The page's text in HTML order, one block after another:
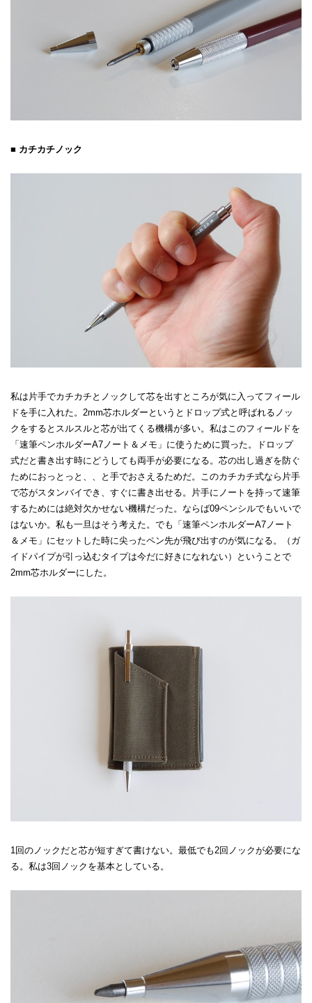
■ カチカチノック
私は片手でカチカチとノックして芯を出すところが気に入ってフィール
ドを手に入れた。2mm芯ホルダーというとドロップ式と呼ばれるノッ
クをするとスルスルと芯が出てくる機構が多い。私はこのフィールドを
「速筆ペンホルダーA7ノート＆メモ」に使うために買った。ドロップ
式だと書き出す時にどうしても両手が必要になる。芯の出し過ぎを防ぐ
ためにおっとっと、、と手でおさえるためだ。このカチカチ式なら片手
で芯がスタンバイでき、すぐに書き出せる。片手にノートを持って速筆
するためには絶対欠かせない機構だった。ならば09ペンシルでもいいで
はないか。私も一旦はそう考えた。でも「速筆ペンホルダーA7ノート
＆メモ」にセットした時に尖ったペン先が飛び出すのが気になる。（ガ
イドパイプが引っ込むタイプは今だに好きになれない）ということで
2mm芯ホルダーにした。
1回のノックだと芯が短すぎて書けない。最低でも2回ノックが必要にな
る。私は3回ノックを基本としている。